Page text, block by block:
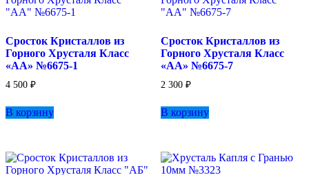
Сросток Кристаллов из
Горного Хрусталя Класс
«АА» №6675-1
4 500 ₽
В корзину
Сросток Кристаллов из
Горного Хрусталя Класс
«АА» №6675-7
2 300 ₽
В корзину